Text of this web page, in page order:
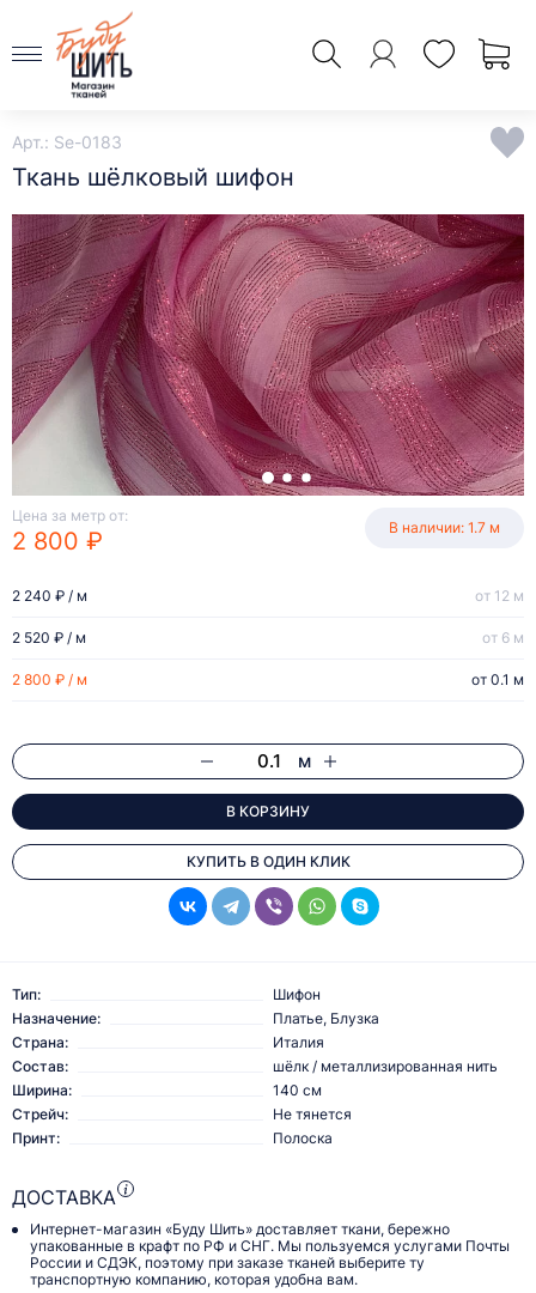
Арт.: Se-0183
Ткань шёлковый шифон
Цена за метр от:
2 800 ₽ В наличии: 1.7 м
2 800 ₽ / м от 0.1 м
2 520 ₽ / м от 6 м
2 240 ₽ / м от 12 м
м
В КОРЗИНУ
КУПИТЬ В ОДИН КЛИК
Тип:
Шифон
Назначение:
Платье, Блузка
Страна:
Италия
Состав:
шёлк / металлизированная нить
Ширина:
140 см
Стрейч:
Не тянется
Принт:
Полоска
ДОСТАВКА
Интернет-магазин «Буду Шить» доставляет ткани, бережно
упакованные в крафт по РФ и СНГ. Мы пользуемся услугами Почты
России и СДЭК, поэтому при заказе тканей выберите ту
транспортную компанию, которая удобна вам.